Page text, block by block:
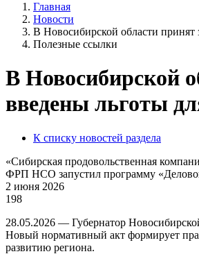
Главная
Новости
В Новосибирской области принят
Полезные ссылки
В Новосибирской
введены льготы
К списку новостей раздела
«Сибирская продовольственная
ФРП НСО запустил программу
2 июня 2026
198
28.05.2026 — Губернатор
Новый нормативный акт формирует
развитию региона.